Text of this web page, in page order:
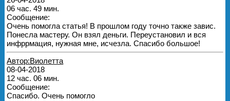
06 час. 49 мин.
Сообщение:
Очень помогла статья! В прошлом году точно также завис.
Понесла мастеру. Он взял деньги. Переустановил и вся
инфррмация, нужная мне, исчезла. Спасибо большое!
Автор:Виолетта
08-04-2018
12 час. 06 мин.
Сообщение:
Спасибо. Очень помогло